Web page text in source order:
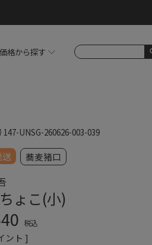
価格から探す
147-UNSG-260626-003-039
蕎麦猪口
ょこ(小)
税込
ント ]